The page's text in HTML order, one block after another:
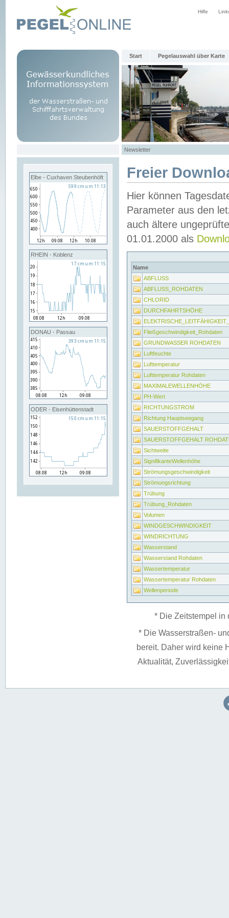
Hilfe
Start Pegelauswahl über Karte
Newsletter
Elbe - Cuxhaven Steubenhöft
RHEIN - Koblenz
DONAU - Passau
ODER - Eisenhüttenstadt
Freier
Hier können
Parameter aus den
auch ältere
01.01.2000 als
Name
ABFLUSS
ABFLUSS_ROHDATEN
CHLORID
DURCHFAHRTSHÖHE
Fließgeschwindigkeit_Rohdaten
GRUNDWASSER ROHDATEN
Luftfeuchte
Lufttemperatur
Lufttemperatur Rohdaten
MAXIMALEWELLENHÖHE
PH-Wert
RICHTUNGSTROM
Richtung Hauptseegang
SAUERSTOFFGEHALT
SAUERSTOFFGEHALT
Sichtweite
SignifikanteWellenhöhe
Strömungsgeschwindigkeit
Strömungsrichtung
Trübung
Trübung_Rohdaten
Volumen
WINDGESCHWINDIGKEIT
WINDRICHTUNG
Wasserstand
Wasserstand Rohdaten
Wassertemperatur
Wassertemperatur Rohdaten
Wellenperiode
* Die Zeitstempel in
* Die Wasserstraßen-
bereit. Daher wird keine
Aktualität,